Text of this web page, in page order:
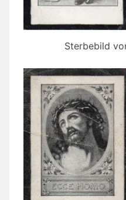
Sterbebild